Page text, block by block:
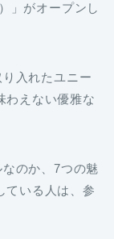
」がオープンし
入れたユニー
わえない優雅な
のか、7つの魅
ている人は、参